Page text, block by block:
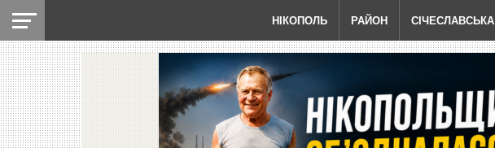
НІКОПОЛЬ РАЙОН СІЧЕСЛАВСЬКА